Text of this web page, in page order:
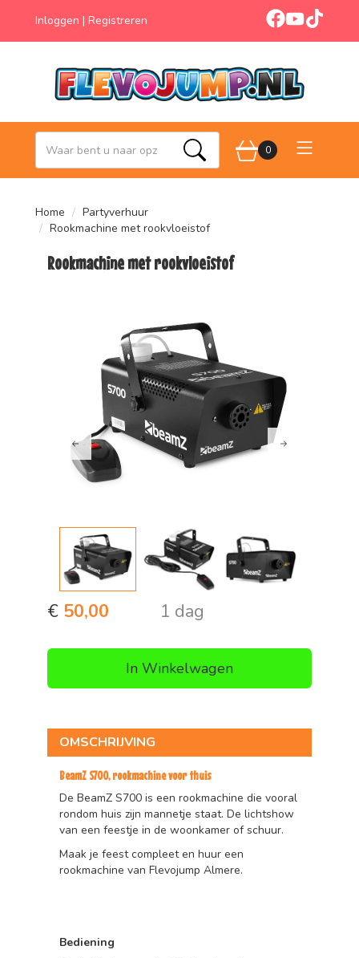
Inloggen | Registreren facebook
youtube
Zoeken 0
Home
Partyverhuur
Rookmachine met rookvloeistof
Rookmachine met rookvloeistof
Previous Next
1 dag
€ 50,00
In Winkelwagen
OMSCHRIJVING
BeamZ S700, rookmachine voor thuis
De BeamZ S700 is een rookmachine die vooral
rondom huis zijn mannetje staat. De lichtshow
van een feestje in de woonkamer of schuur.
Maak je feest compleet en huur een
rookmachine van Flevojump Almere.
Bediening